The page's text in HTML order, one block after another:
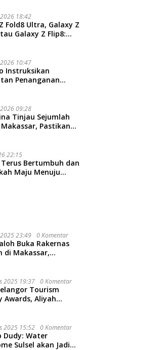
18:42
Fold8 Ultra, Galaxy Z
Galaxy Z Flip8:
10:47
Instruksikan
Penanganan
09:28
Tinjau Sejumlah
Makassar, Pastikan
22:15
Terus Bertumbuh dan
Maju Menuju
23:49 0 Komentar
Buka Rakernas
di Makassar,
2025 19:37 0 Komentar
Tourism
Awards, Aliyah
2025 15:52 0 Komentar
Dudy: Water
Sulsel akan Jadi